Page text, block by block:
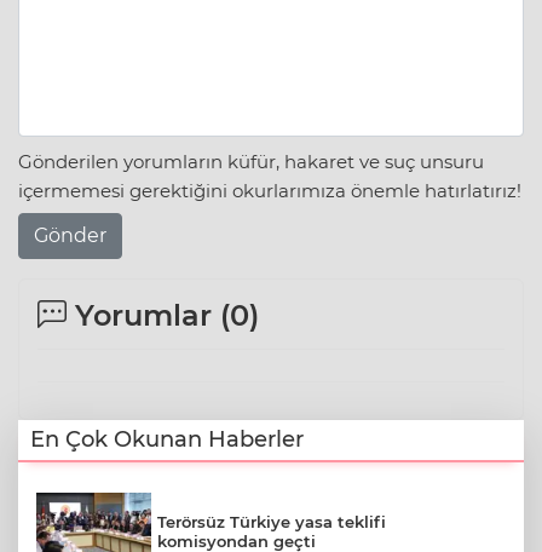
Gönderilen yorumların küfür, hakaret ve suç unsuru
içermemesi gerektiğini okurlarımıza önemle hatırlatırız!
Gönder
Yorumlar (0)
En Çok Okunan Haberler
Terörsüz Türkiye yasa teklifi
komisyondan geçti